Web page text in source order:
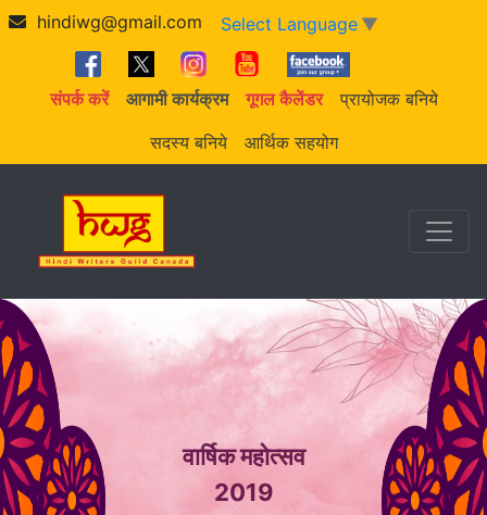
hindiwg@gmail.com Select Language ▼
संपर्क करें आगामी कार्यक्रम गूगल कैलेंडर
प्रायोजक बनिये
सदस्य बनिये
आर्थिक सहयोग
वार्षिक महोत्सव
2019